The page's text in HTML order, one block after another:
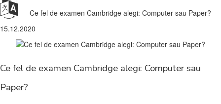
Ce fel de examen Cambridge alegi: Computer sau Paper?
15.12.2020
Ce fel de examen Cambridge alegi: Computer sau
Paper?